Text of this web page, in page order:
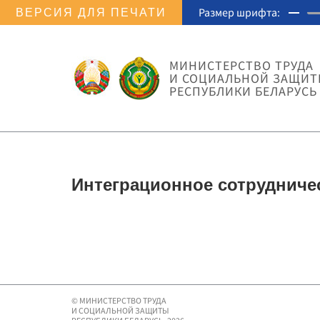
ВЕРСИЯ ДЛЯ ПЕЧАТИ Размер шрифта:
МИНИСТЕРСТВО ТРУДА
И СОЦИАЛЬНОЙ
РЕСПУБЛИКИ БЕЛАРУСЬ
Интеграционное
© МИНИСТЕРСТВО ТРУДА
И СОЦИАЛЬНОЙ ЗАЩИТЫ